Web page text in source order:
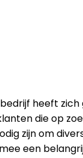
heeft
die op
zijn om
een